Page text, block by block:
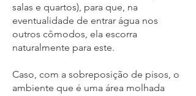
salas e quartos), para que, na
eventualidade de entrar água nos
outros cômodos, ela escorra
naturalmente para este.
Caso, com a sobreposição de pisos, o
ambiente que é uma área molhada